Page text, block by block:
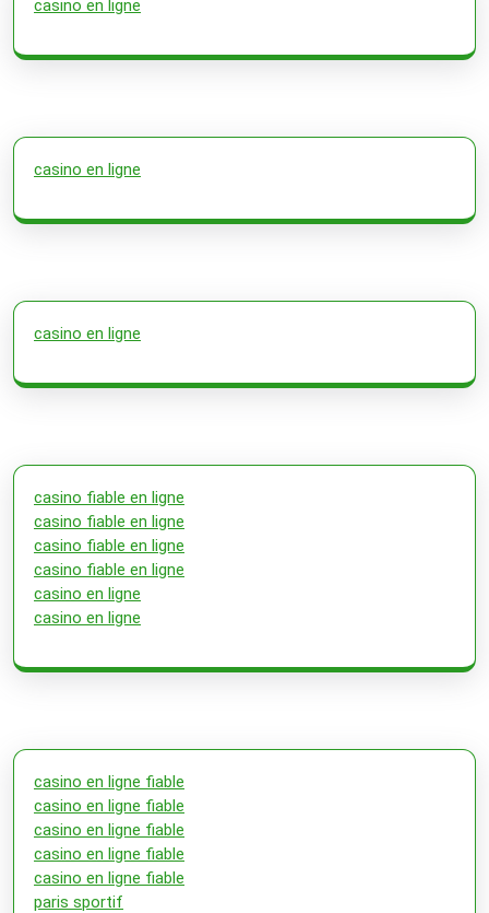
casino en ligne
casino en ligne
casino en ligne
casino fiable en ligne
casino fiable en ligne
casino fiable en ligne
casino fiable en ligne
casino en ligne
casino en ligne
casino en ligne fiable
casino en ligne fiable
casino en ligne fiable
casino en ligne fiable
casino en ligne fiable
paris sportif